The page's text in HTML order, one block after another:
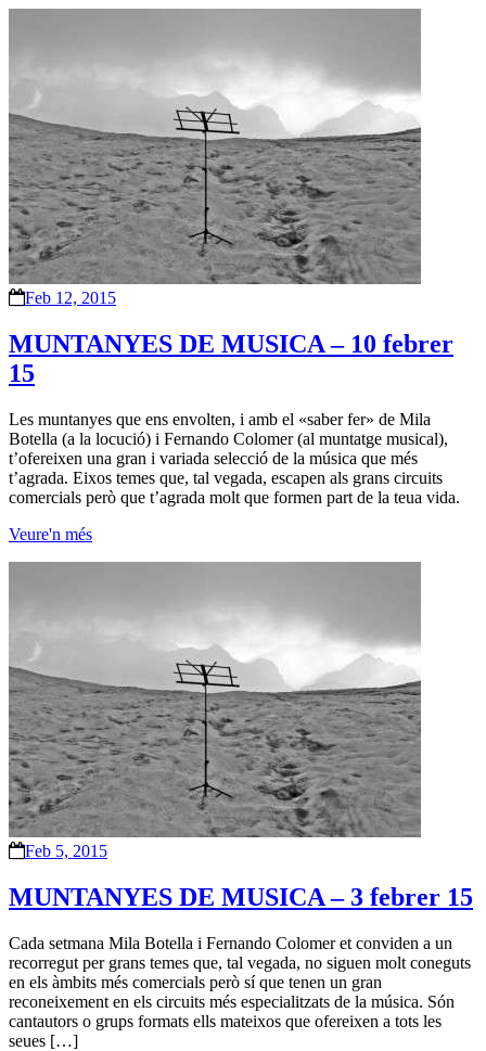
Feb 12, 2015
MUNTANYES DE MUSICA – 10 febrer
15
Les muntanyes que ens envolten, i amb el «saber fer» de Mila
Botella (a la locució) i Fernando Colomer (al muntatge musical),
t’ofereixen una gran i variada selecció de la música que més
t’agrada. Eixos temes que, tal vegada, escapen als grans circuits
comercials però que t’agrada molt que formen part de la teua vida.
Veure'n més
Feb 5, 2015
MUNTANYES DE MUSICA – 3 febrer 15
Cada setmana Mila Botella i Fernando Colomer et conviden a un
recorregut per grans temes que, tal vegada, no siguen molt coneguts
en els àmbits més comercials però sí que tenen un gran
reconeixement en els circuits més especialitzats de la música. Són
cantautors o grups formats ells mateixos que ofereixen a tots les
seues […]